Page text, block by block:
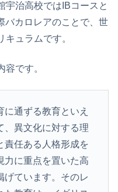
宇治高校ではIBコースと
バカロレアのことで、世
ュラムです。
です。
通ずる教育といえ
、異文化に対する理
責任ある人格形成を
力に重点を置いた高
げています。そのレ